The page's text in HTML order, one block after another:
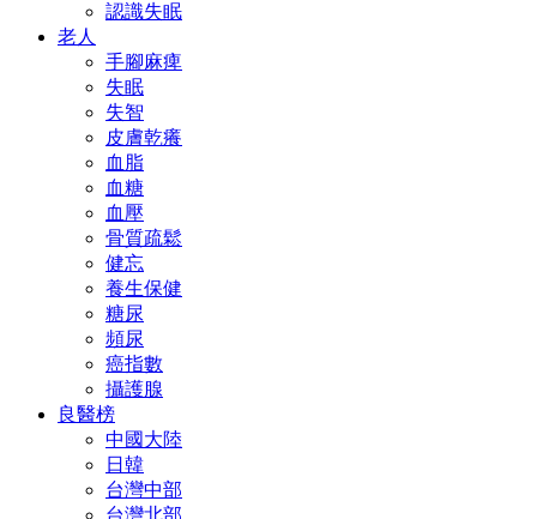
認識失眠
老人
手腳麻痺
失眠
失智
皮膚乾癢
血脂
血糖
血壓
骨質疏鬆
健忘
養生保健
糖尿
頻尿
癌指數
攝護腺
良醫榜
中國大陸
日韓
台灣中部
台灣北部